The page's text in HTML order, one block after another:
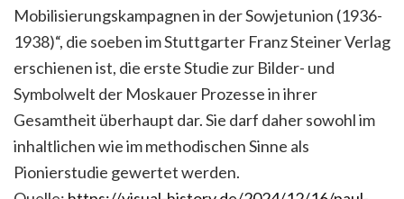
Mobilisierungskampagnen in der Sowjetunion (1936-
1938)“, die soeben im Stuttgarter Franz Steiner Verlag
erschienen ist, die erste Studie zur Bilder- und
Symbolwelt der Moskauer Prozesse in ihrer
Gesamtheit überhaupt dar. Sie darf daher sowohl im
inhaltlichen wie im methodischen Sinne als
Pionierstudie gewertet werden.